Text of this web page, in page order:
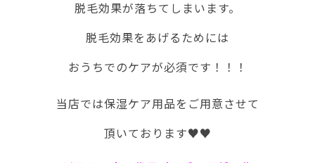
脱毛効果が落ちてしまいます。
脱毛効果をあげるためには
おうちでのケアが必須です！！！
当店では保湿ケア用品をご用意させて
頂いております♥♥